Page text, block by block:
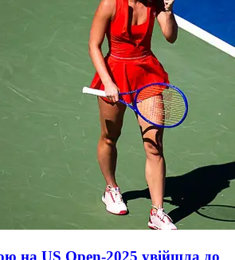
на US Open-2025 увійшла до